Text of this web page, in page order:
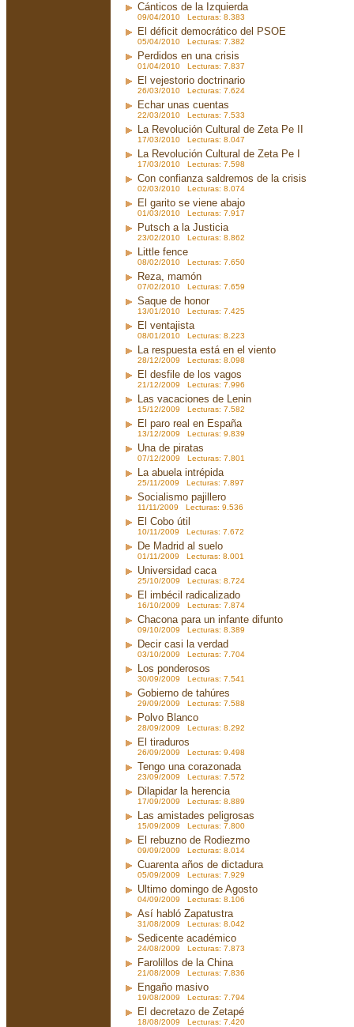
Cánticos de la Izquierda
09/04/2010 Lecturas: 8.383
El déficit democrático del PSOE
05/04/2010 Lecturas: 7.382
Perdidos en una crisis
01/04/2010 Lecturas: 7.837
El vejestorio doctrinario
26/03/2010 Lecturas: 7.624
Echar unas cuentas
22/03/2010 Lecturas: 7.533
La Revolución Cultural de Zeta Pe II
17/03/2010 Lecturas: 8.047
La Revolución Cultural de Zeta Pe I
17/03/2010 Lecturas: 7.598
Con confianza saldremos de la crisis
02/03/2010 Lecturas: 8.074
El garito se viene abajo
01/03/2010 Lecturas: 7.917
Putsch a la Justicia
23/02/2010 Lecturas: 8.862
Little fence
08/02/2010 Lecturas: 7.650
Reza, mamón
07/02/2010 Lecturas: 7.659
Saque de honor
13/01/2010 Lecturas: 7.425
El ventajista
08/01/2010 Lecturas: 8.223
La respuesta está en el viento
28/12/2009 Lecturas: 8.098
El desfile de los vagos
21/12/2009 Lecturas: 7.996
Las vacaciones de Lenin
15/12/2009 Lecturas: 7.582
El paro real en España
13/12/2009 Lecturas: 9.839
Una de piratas
07/12/2009 Lecturas: 7.801
La abuela intrépida
25/11/2009 Lecturas: 7.897
Socialismo pajillero
11/11/2009 Lecturas: 9.536
El Cobo útil
10/11/2009 Lecturas: 7.672
De Madrid al suelo
01/11/2009 Lecturas: 8.001
Universidad caca
25/10/2009 Lecturas: 8.724
El imbécil radicalizado
16/10/2009 Lecturas: 7.874
Chacona para un infante difunto
09/10/2009 Lecturas: 8.389
Decir casi la verdad
03/10/2009 Lecturas: 7.704
Los ponderosos
30/09/2009 Lecturas: 7.541
Gobierno de tahúres
29/09/2009 Lecturas: 7.588
Polvo Blanco
28/09/2009 Lecturas: 8.292
El tiraduros
26/09/2009 Lecturas: 9.498
Tengo una corazonada
23/09/2009 Lecturas: 7.572
Dilapidar la herencia
17/09/2009 Lecturas: 8.889
Las amistades peligrosas
15/09/2009 Lecturas: 7.800
El rebuzno de Rodiezmo
09/09/2009 Lecturas: 8.014
Cuarenta años de dictadura
05/09/2009 Lecturas: 7.929
Ultimo domingo de Agosto
04/09/2009 Lecturas: 8.106
Así habló Zapatustra
31/08/2009 Lecturas: 8.042
Sedicente académico
24/08/2009 Lecturas: 7.873
Farolillos de la China
21/08/2009 Lecturas: 7.836
Engaño masivo
19/08/2009 Lecturas: 7.794
El decretazo de Zetapé
18/08/2009 Lecturas: 7.420